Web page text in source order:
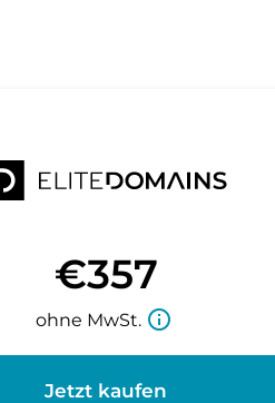
€357
ohne MwSt. info_outline
Jetzt kaufen